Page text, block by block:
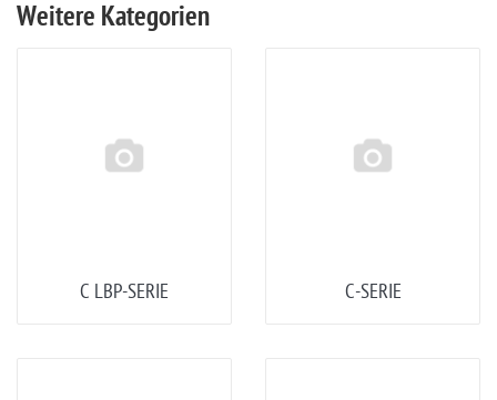
Weitere Kategorien
C LBP-SERIE C-SERIE